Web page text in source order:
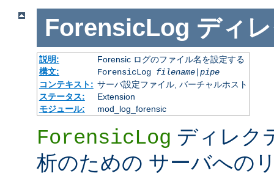
ForensicLog ディ
説明:
Forensic ログのファイル名を設定する
構文:
ForensicLog filename| pipe
コンテキスト: サーバ設定ファイル, バーチャルホスト
ステータス:
Extension
モジュール:
mod_log_forensic
ForensicLog ディレク
析のための サーバへの